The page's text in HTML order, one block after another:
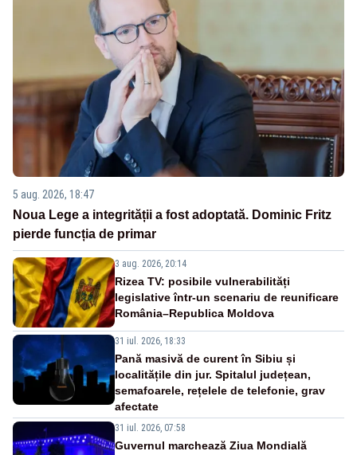
5 aug. 2026, 18:47
Noua Lege a integrității a fost adoptată. Dominic Fritz
pierde funcția de primar
3 aug. 2026, 20:14
Rizea TV: posibile vulnerabilități
legislative într-un scenariu de reunificare
România–Republica Moldova
31 iul. 2026, 18:33
Pană masivă de curent în Sibiu și
localitățile din jur. Spitalul județean,
semafoarele, rețelele de telefonie, grav
afectate
31 iul. 2026, 07:58
Guvernul marchează Ziua Mondială